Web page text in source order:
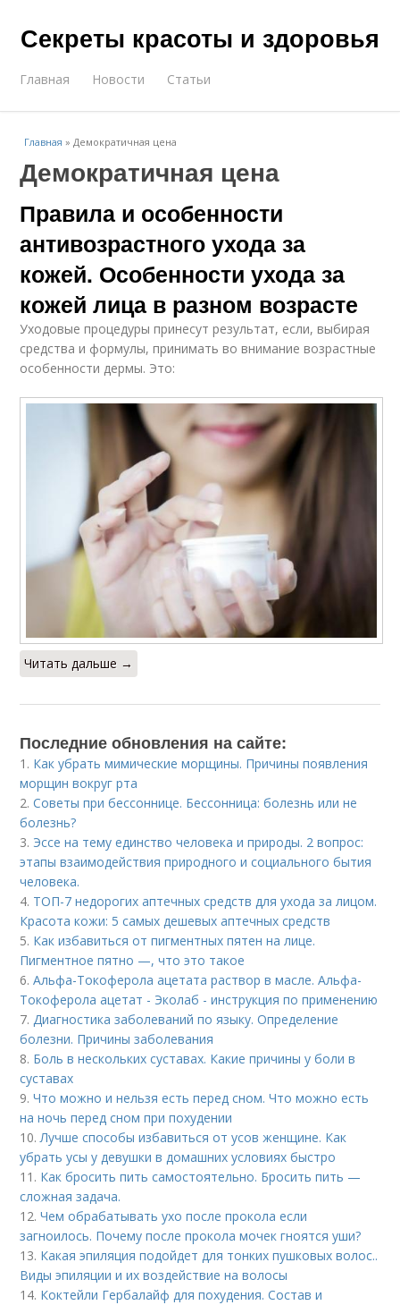
Секреты красоты и здоровья
Главная Новости Статьи
Главная »Демократичная цена
Демократичная цена
Правила и особенности
антивозрастного ухода за
кожей. Особенности ухода за
кожей лица в разном возрасте
Уходовые процедуры принесут результат, если, выбирая
средства и формулы, принимать во внимание возрастные
особенности дермы. Это:
Читать дальше →
Последние обновления на сайте:
1. Как убрать мимические морщины. Причины появления
морщин вокруг рта
2.Советы при бессоннице. Бессонница: болезнь или не
болезнь?
3. Эссе на тему единство человека и природы. 2 вопрос:
этапы взаимодействия природного и социального бытия
человека.
4. ТОП-7 недорогих аптечных средств для ухода за лицом.
Красота кожи: 5 самых дешевых аптечных средств
5. Как избавиться от пигментных пятен на лице.
Пигментное пятно —, что это такое
6.Альфа-Токоферола ацетата раствор в масле. Альфа-
Токоферола ацетат - Эколаб - инструкция по применению
7.Диагностика заболеваний по языку. Определение
болезни. Причины заболевания
8. Боль в нескольких суставах. Какие причины у боли в
суставах
9.Что можно и нельзя есть перед сном. Что можно есть
на ночь перед сном при похудении
10.Лучше способы избавиться от усов женщине. Как
убрать усы у девушки в домашних условиях быстро
11. Как бросить пить самостоятельно. Бросить пить —
сложная задача.
12.Чем обрабатывать ухо после прокола если
загноилось. Почему после прокола мочек гноятся уши?
13. Какая эпиляция подойдет для тонких пушковых волос..
Виды эпиляции и их воздействие на волосы
14. Коктейли Гербалайф для похудения. Состав и